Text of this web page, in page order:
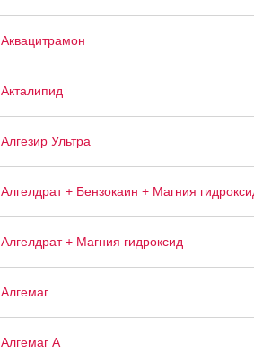
Аквацитрамон
Акталипид
Алгезир Ультра
Алгелдрат + Бензокаин + Магния
Алгелдрат + Магния гидроксид
Алгемаг
Алгемаг А